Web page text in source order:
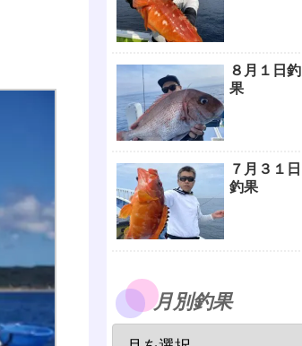
８月１日釣
果
７月３１日
釣果
月別釣果